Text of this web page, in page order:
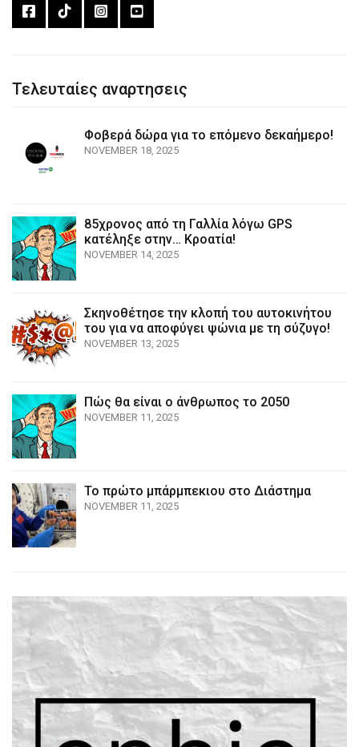
Τελευταίες αναρτησεις
Φοβερά δώρα για το επόμενο δεκαήμερο!
NOVEMBER 18, 2025
85χρονος από τη Γαλλία λόγω GPS
κατέληξε στην… Κροατία!
NOVEMBER 14, 2025
Σκηνοθέτησε την κλοπή του αυτοκινήτου
του για να αποφύγει ψώνια με τη σύζυγο!
NOVEMBER 13, 2025
Πώς θα είναι ο άνθρωπος το 2050
NOVEMBER 11, 2025
Το πρώτο μπάρμπεκιου στο Διάστημα
NOVEMBER 11, 2025